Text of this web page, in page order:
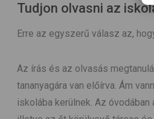
Tudjon olvasni az
Erre az egyszerű válasz az,
Az írás és az olvasás
tananyagára van előírva. Ám
iskolába kerülnek. Az